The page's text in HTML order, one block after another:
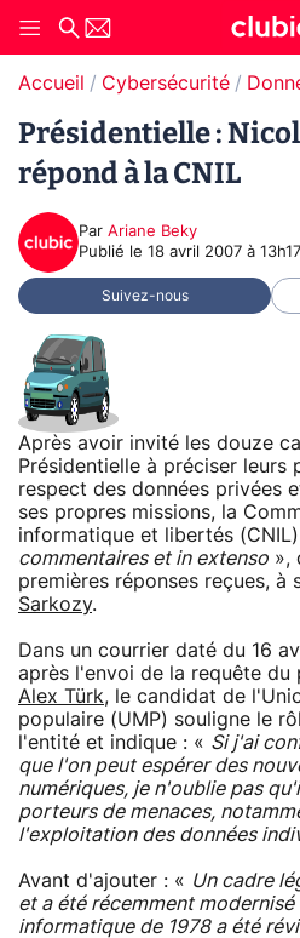
Accueil Cybersécurité
Présidentielle :
répond à la CNIL
Par Ariane Beky
Publié le 18 avril 2007 à 13h17
Suivez-nous
Après avoir invité les douze
Présidentielle à préciser leurs
respect des données privées
ses propres missions, la
informatique et libertés
commentaires et in extenso »,
premières réponses reçues, à
Sarkozy.
Dans un courrier daté du 16
après l'envoi de la requête du
Alex Türk, le candidat de
populaire (UMP) souligne le
l'entité et indique : « Si j'ai
que l'on peut espérer des
numériques, je n'oublie pas
porteurs de menaces,
l'exploitation des données
Avant d'ajouter : « Un cadre
et a été récemment modernisé
informatique de 1978 a été